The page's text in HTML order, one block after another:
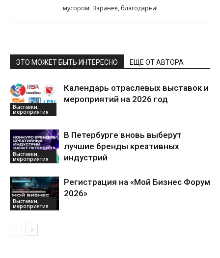
мусором. Заранее, благодарна!
ЭТО МОЖЕТ БЫТЬ ИНТЕРЕСНО ЕЩЕ ОТ АВТОРА
Выставки,
мероприятия
Календарь отраслевых выставок и
мероприятий на 2026 год
Выставки,
мероприятия
В Петербурге вновь выберут
лучшие бренды креативных
индустрий
Выставки,
мероприятия
Регистрация на «Мой Бизнес Форум
2026»